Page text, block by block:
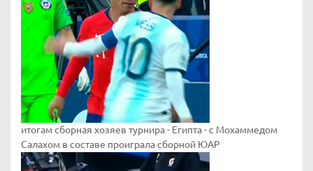
итогам сборная хозяев турнира - Египта - с Мохаммедом
Салахом в составе проиграла сборной ЮАР